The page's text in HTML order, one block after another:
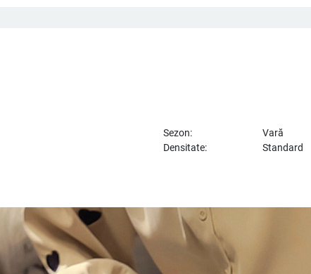
Sezon:
Vară
Densitate: Standard